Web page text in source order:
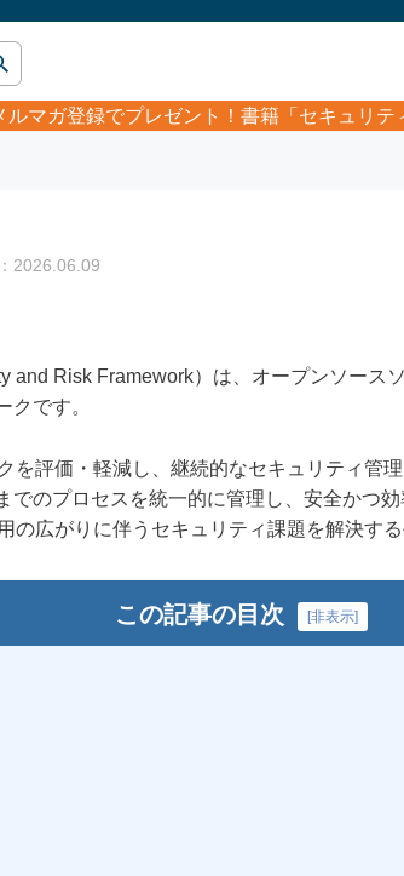
ルマガ登録でプレゼント！書籍「セキュリテ
2026.06.09
and Risk Framework）は、オープンソース
クです。
を評価・軽減し、継続的なセキュリティ管
でのプロセスを統一的に管理し、安全かつ
の広がりに伴うセキュリティ課題を解決す
この記事の目次 [非表示]